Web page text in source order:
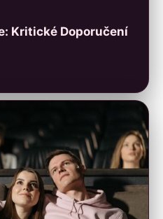
Kritické Doporučení